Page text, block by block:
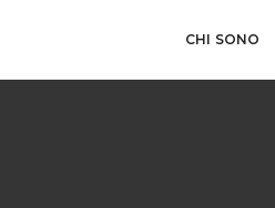
CHI SONO